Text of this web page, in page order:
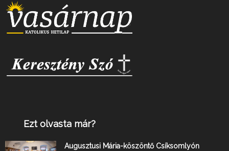
Ezt olvasta már?
Augusztusi Mária-köszöntő Csíksomlyón